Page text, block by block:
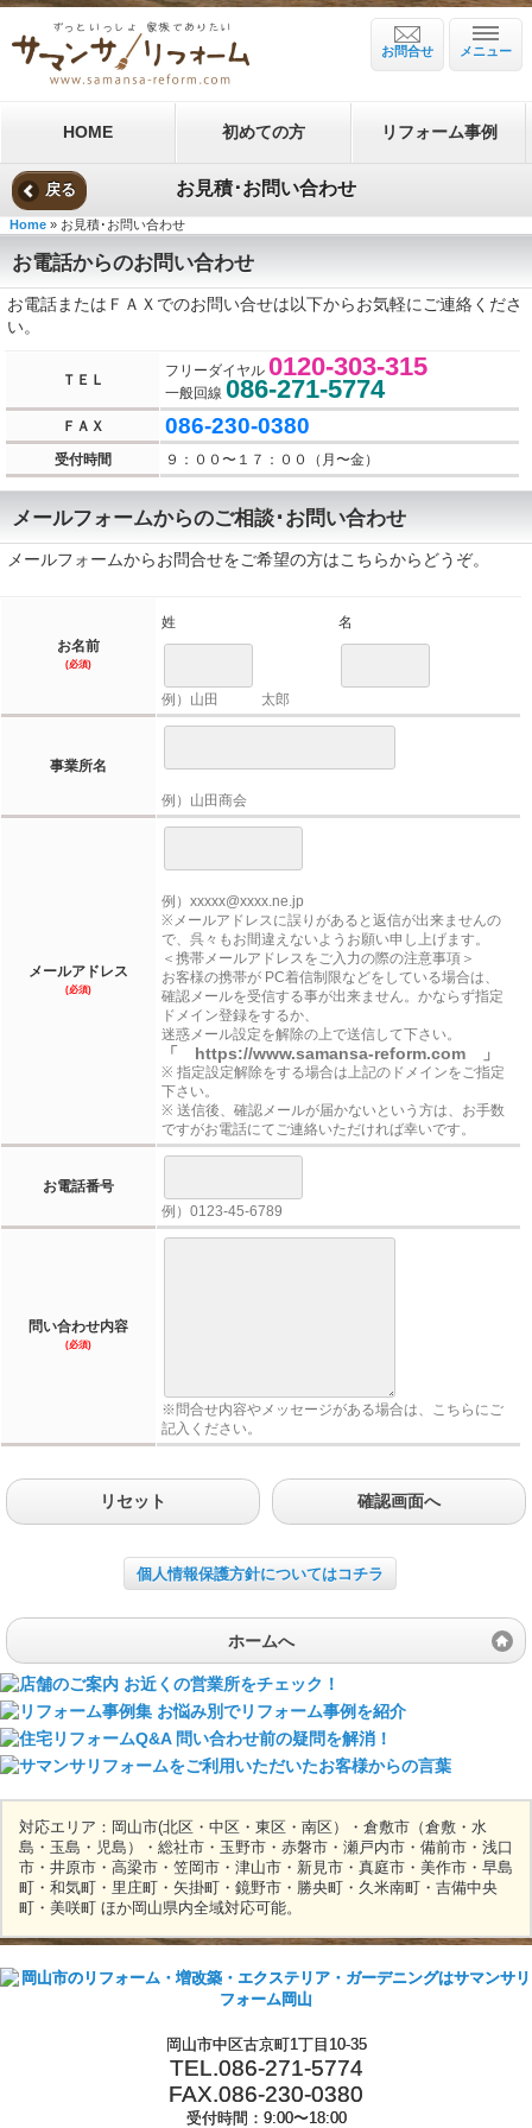
メニュー
お問合せ
HOME 初めての方 リフォーム事例
戻る お見積･お問い合わせ
Home » お見積･お問い合わせ
お電話からのお問い合わせ
お電話またはＦＡＸでのお問い合せは以下からお気軽にご連絡くださ
い。
ＴＥＬ
フリーダイヤル 0120-303-315
一般回線 086-271-5774
ＦＡＸ 086-230-0380
受付時間 ９：００〜１７：００（月〜金）
メールフォームからのご相談･お問い合わせ
メールフォームからお問合せをご希望の方はこちらからどうぞ。
お名前
(必須)
姓 名
例）山田 太郎
事業所名
例）山田商会
メールアドレス
(必須)
例）xxxxx@xxxx.ne.jp
※メールアドレスに誤りがあると返信が出来ませんの
で、呉々もお間違えないようお願い申し上げます。
＜携帯メールアドレスをご入力の際の注意事項＞
お客様の携帯が PC着信制限などをしている場合は、
確認メールを受信する事が出来ません。かならず指定
ドメイン登録をするか、
迷惑メール設定を解除の上で送信して下さい。
「 https://www.samansa-reform.com 」
※ 指定設定解除をする場合は上記のドメインをご指定
下さい。
※ 送信後、確認メールが届かないという方は、お手数
ですがお電話にてご連絡いただければ幸いです。
お電話番号
例）0123-45-6789
問い合わせ内容
(必須)
※問合せ内容やメッセージがある場合は、こちらにご
記入ください。
リセット 確認画面へ
個人情報保護方針についてはコチラ
ホームへ
対応エリア：岡山市(北区・中区・東区・南区）・倉敷市（倉敷・水
島・玉島・児島）・総社市・玉野市・赤磐市・瀬戸内市・備前市・浅口
市・井原市・高梁市・笠岡市・津山市・新見市・真庭市・美作市・早島
町・和気町・里庄町・矢掛町・鏡野市・勝央町・久米南町・吉備中央
町・美咲町 ほか岡山県内全域対応可能。
岡山市中区古京町1丁目10-35
TEL.086-271-5774
FAX.086-230-0380
受付時間：9:00〜18:00